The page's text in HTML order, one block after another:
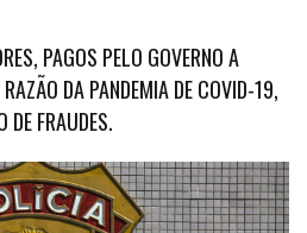
PAGOS PELO GOVERNO A
DA PANDEMIA DE COVID-19,
DE FRAUDES.